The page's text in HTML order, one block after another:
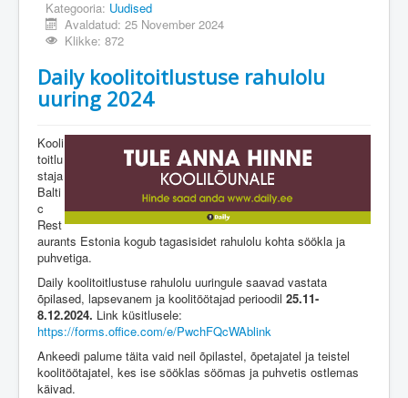
Kategooria: Uudised
Avaldatud: 25 November 2024
Klikke: 872
Daily koolitoitlustuse rahulolu
uuring 2024
Kooli
toitlu
staja
Balti
c
Rest
aurants Estonia kogub tagasisidet rahulolu kohta söökla ja
puhvetiga.
Daily koolitoitlustuse rahulolu uuringule saavad vastata
õpilased, lapsevanem ja koolitöötajad perioodil 25.11-
8.12.2024. Link küsitlusele:
https://forms.office.com/e/PwchFQcWAblink
Ankeedi palume täita vaid neil õpilastel, õpetajatel ja teistel
koolitöötajatel, kes ise sööklas söömas ja puhvetis ostlemas
käivad.